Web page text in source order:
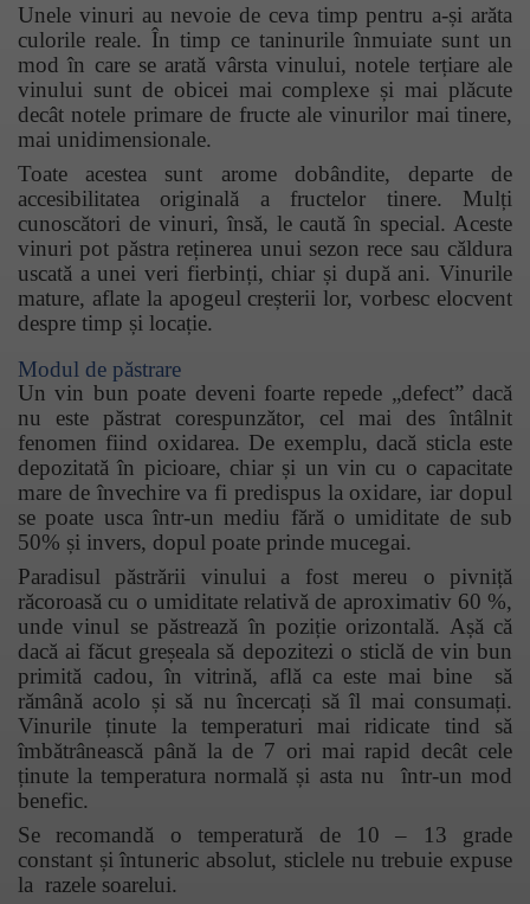
Unele vinuri au nevoie de ceva timp pentru a-și arăta
culorile reale. În timp ce taninurile înmuiate sunt un
mod în care se arată vârsta vinului, notele terțiare ale
vinului sunt de obicei mai complexe și mai plăcute
decât notele primare de fructe ale vinurilor mai tinere,
mai unidimensionale.
Toate acestea sunt arome dobândite, departe de
accesibilitatea originală a fructelor tinere. Mulți
cunoscători de vinuri, însă, le caută în special. Aceste
vinuri pot păstra reținerea unui sezon rece sau căldura
uscată a unei veri fierbinți, chiar și după ani. Vinurile
mature, aflate la apogeul creșterii lor, vorbesc elocvent
despre timp și locație.
Modul de păstrare
Unvin bun poate deveni foarte repede „defect” dacă
nu este păstrat corespunzător, cel mai des întâlnit
fenomen fiind oxidarea. De exemplu, dacă sticla este
depozitată în picioare, chiar și un vin cu o capacitate
mare de învechire va fi predispus la oxidare, iar dopul
se poate usca într-un mediu fără o umiditate de sub
50% și invers, dopul poate prinde mucegai.
Paradisul păstrării vinului a fost mereu o pivniță
răcoroasă cu o umiditate relativă de aproximativ 60 %,
unde vinul se păstrează în poziție orizontală. Așă că
dacă ai făcut greșeala să depozitezi o sticlă de vin bun
primită cadou, în vitrină, află ca este mai bine să
rămână acolo și să nu încercați să îl mai consumați.
Vinurile ținute la temperaturi mai ridicate tind să
îmbătrânească până la de 7 ori mai rapid decât cele
ținute la temperatura normală și asta nu într-un mod
benefic.
Se recomandă o temperatură de 10 – 13 grade
constant și întuneric absolut, sticlele nu trebuie expuse
la razele soarelui.